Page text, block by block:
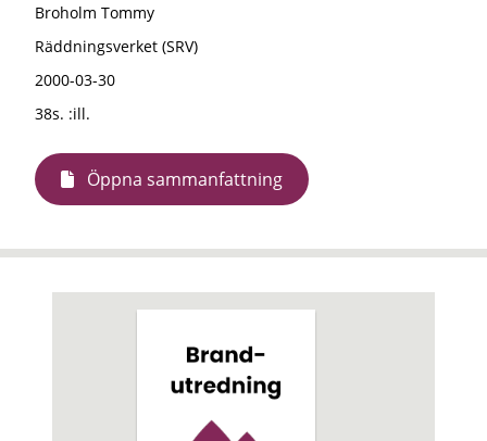
Broholm Tommy
Räddningsverket (SRV)
2000-03-30
38s. :ill.
Öppna sammanfattning